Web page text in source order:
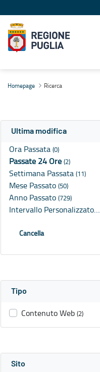
Homepage Ricerca
Ultima modifica
Ora Passata (0)
Passate 24 Ore (2)
Settimana Passata (11)
Mese Passato (50)
Anno Passato (729)
Intervallo Personalizzato…
Cancella
Tipo
Contenuto Web (2)
Sito